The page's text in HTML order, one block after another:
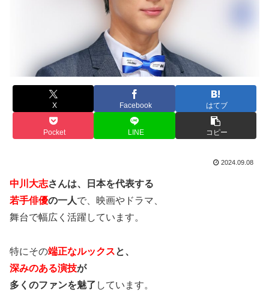
X Facebook はてブ
Pocket LINE コピー
2024.09.08
中川大志さんは、日本を代表する
若手俳優の一人で、映画やドラマ、
舞台で幅広く活躍しています。
特にその端正なルックスと、
深みのある演技が
多くのファンを魅了 しています。